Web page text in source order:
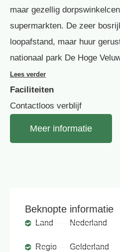
maar gezellig
supermarkten. De zeer
loopafstand, maar huur
nationaal park De Hoge
Lees verder
Faciliteiten
Contactloos verblijf
Meer informatie
Beknopte informatie
Land
Regio
Nederland
Gelderland